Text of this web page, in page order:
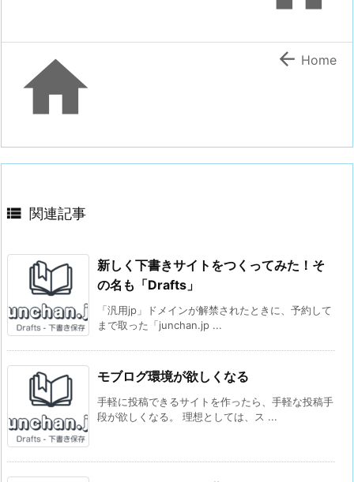
  Home
 関連記事
新しく下書きサイトをつくってみた！そ
の名も「Drafts」
「汎用jp」ドメインが解禁されたときに、予約して
まで取った「junchan.jp ...
モブログ環境が欲しくなる
手軽に投稿できるサイトを作ったら、手軽な投稿手
段が欲しくなる。 理想としては、ス ...